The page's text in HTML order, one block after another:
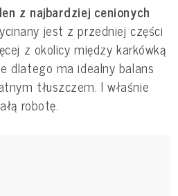
z najbardziej cenionych
jest z przedniej części
z okolicy między karkówką
dlatego ma idealny balans
tłuszczem. I właśnie
robotę.